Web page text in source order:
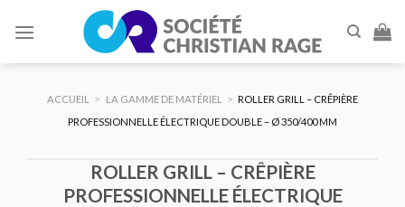
ACCUEIL > LA GAMME DE MATÉRIEL > ROLLER GRILL – CRÊPIÈRE
PROFESSIONNELLE ÉLECTRIQUE DOUBLE – Ø 350/400 MM
ROLLER GRILL – CRÊPIÈRE
PROFESSIONNELLE ÉLECTRIQUE